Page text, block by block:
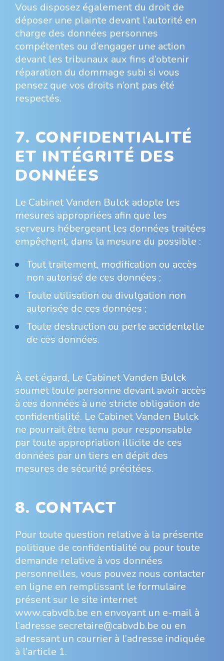
Vous disposez également du droit de
déposer une plainte devant l’autorité en
charge des données personnes
compétentes ou d’engager une action
devant les tribunaux aux fins d’obtenir
réparation du dommage subi si vous
pensez que vos droits n’ont pas été
respectés.
7. CONFIDENTIALITÉ
ET INTÉGRITÉ DES
DONNÉES
Le Cabinet Vanden Bulck adopte les
mesures appropriées afin que les
serveurs hébergeant les données traitées
empêchent, dans la mesure du possible :
Tout traitement, modification ou accès
non autorisé de ces données ;
Toute utilisation ou divulgation non
autorisée de ces données ;
Toute destruction ou perte accidentelle
de ces données.
À cet égard, Le Cabinet Vanden Bulck
soumet toute personne devant avoir accès
à ces données à une stricte obligation de
confidentialité. Le Cabinet Vanden Bulck
ne pourrait être tenu pour responsable
par toute appropriation illicite de ces
données par un tiers en dépit des
mesures de sécurité précitées.
8. CONTACT
Pour toute question relative à la présente
politique de confidentialité ou pour toute
demande relative à vos données
personnelles, vous pouvez nous contacter
en ligne en remplissant le formulaire
présent sur le site internet
www.cabvdb.be en envoyant un e-mail à
l’adresse secretaire@cabvdb.be ou en
adressant un courrier à l’adresse indiquée
à l’article 1.